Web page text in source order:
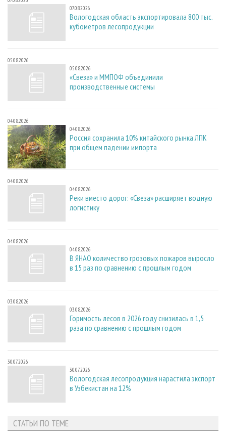
07.08.2026
Вологодская область экспортировала 800 тыс.
кубометров лесопродукции
05.08.2026
05.08.2026
«Свеза» и ММПОФ объединили
производственные системы
04.08.2026
04.08.2026
Россия сохранила 10% китайского рынка ЛПК
при общем падении импорта
04.08.2026
04.08.2026
Реки вместо дорог: «Свеза» расширяет водную
логистику
04.08.2026
04.08.2026
В ЯНАО количество грозовых пожаров выросло
в 15 раз по сравнению с прошлым годом
03.08.2026
03.08.2026
Горимость лесов в 2026 году снизилась в 1,5
раза по сравнению с прошлым годом
30.07.2026
30.07.2026
Вологодская лесопродукция нарастила экспорт
в Узбекистан на 12%
СТАТЬИ ПО ТЕМЕ